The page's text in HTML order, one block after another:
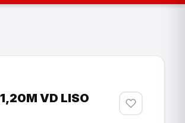
VD LISO